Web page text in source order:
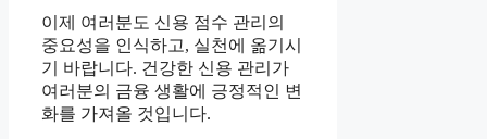
이제 여러분도 신용 점수 관리의
중요성을 인식하고, 실천에 옮기시
기 바랍니다. 건강한 신용 관리가
여러분의 금융 생활에 긍정적인 변
화를 가져올 것입니다.